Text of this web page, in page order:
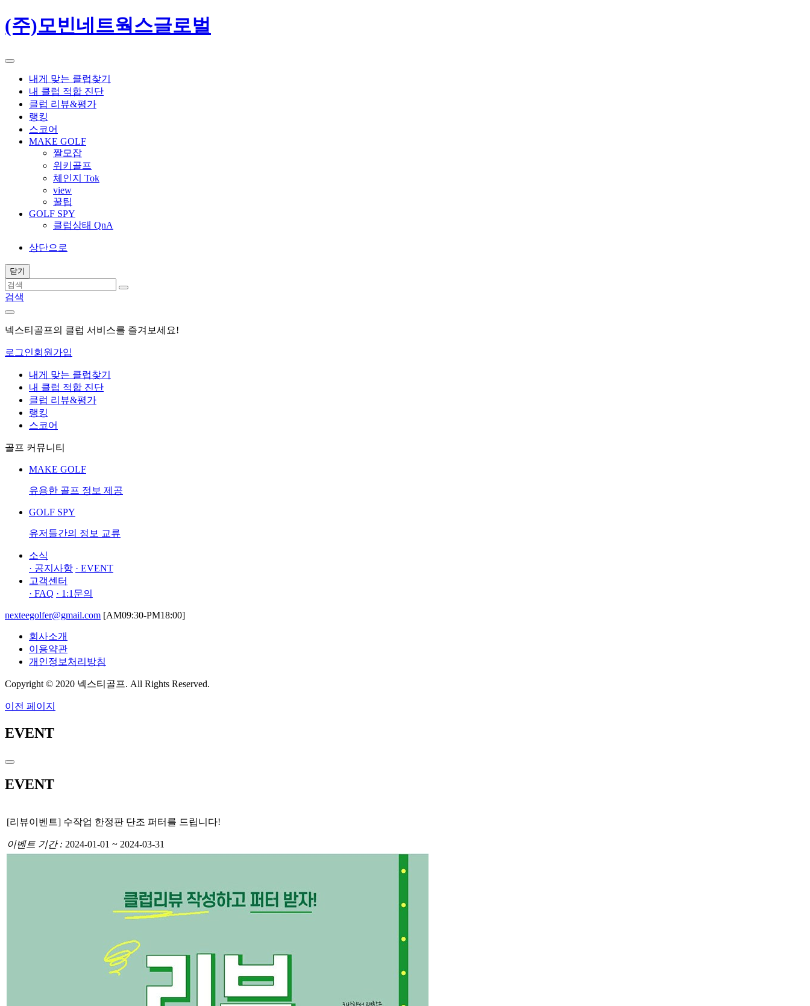
(주)모빈네트웍스글로벌
내게 맞는 클럽찾기
내 클럽 적합 진단
클럽 리뷰&평가
랭킹
스코어
MAKE GOLF
짤모잡
위키골프
체인지 Tok
view
꿀팁
GOLF SPY
클럽상태 QnA
상단으로
닫기
검색
넥스티골프의 클럽 서비스를 즐겨보세요!
로그인회원가입
내게 맞는 클럽찾기
내 클럽 적합 진단
클럽 리뷰&평가
랭킹
스코어
골프 커뮤니티
MAKE GOLF
유용한 골프 정보 제공
GOLF SPY
유저들간의 정보 교류
소식
· 공지사항 · EVENT
고객센터
· FAQ · 1:1문의
nexteegolfer@gmail.com [AM09:30-PM18:00]
회사소개
이용약관
개인정보처리방침
Copyright © 2020 넥스티골프. All Rights Reserved.
이전 페이지
EVENT
EVENT
[리뷰이벤트] 수작업 한정판 단조 퍼터를 드립니다!
이벤트 기간 : 2024-01-01 ~ 2024-03-31